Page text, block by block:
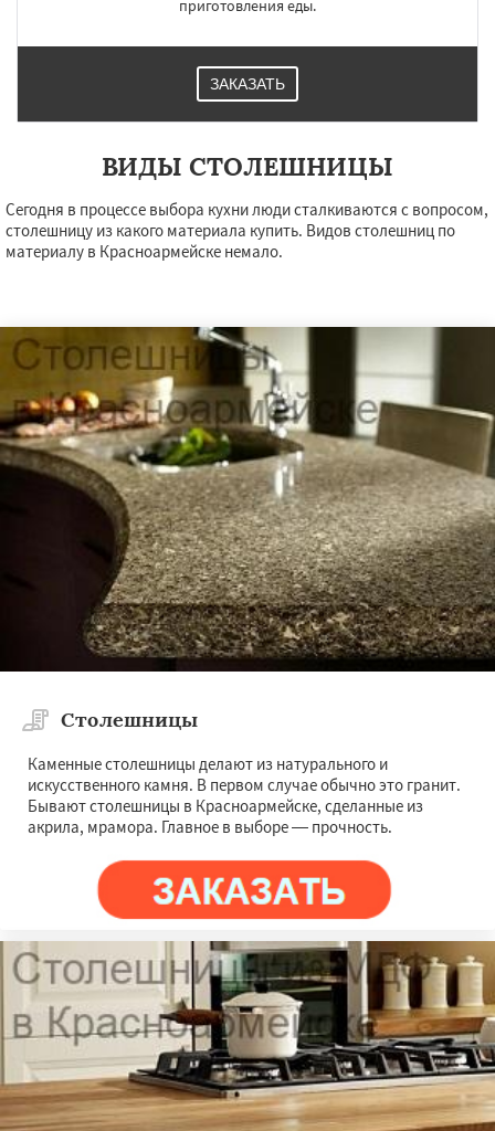
регионам
Красногорск Краснозаводск
Краснознаменск Кубинка
Куровское
Ликино-Дулево Лобня
Лосино-Петровский Луховицы
Лыткарино Люберцы Можайск Мытищи
Наро-Фоминск Ногинск Одинцово
Орехово-Зуево
Павловский Посад Пересвет Подольск
Пушкино Пущино Раменское
Рошаль Рузф Сергиев Посад
Солнечногорск Купавна
Ступино Талдом Фрязино Химки
Хотьково Черноголовка Чехов Шатура
приготовления еды.
ЗАКАЗАТЬ
ВИДЫ СТОЛЕШНИЦЫ
Сегодня в процессе выбора кухни люди сталкиваются с вопросом,
столешницу из какого материала купить. Видов столешниц по
материалу в Красноармейске немало.
Столешницы
Каменные столешницы делают из натурального и
искусственного камня. В первом случае обычно это гранит.
Бывают столешницы в Красноармейске, сделанные из
акрила, мрамора. Главное в выборе — прочность.
Даю согласие на обработку персональных данных